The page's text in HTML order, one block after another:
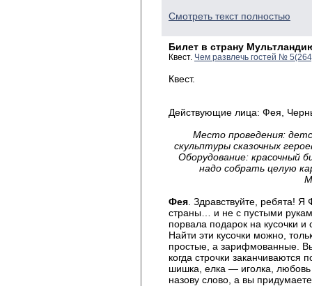
Смотреть текст полностью
Билет в страну
Квест. Чем развлечь гостей №
Квест.
Действующие лица: Фея,
Место проведения:
скульптуры сказочных
Оборудование: красочный
надо собрать целую
Фея . Здравствуйте, ребята!
страны… и не с пустыми
порвала подарок на кусочки
Найти эти кусочки можно,
простые, а зарифмованные.
когда строчки
шишка, елка — иголка,
назову слово, а вы